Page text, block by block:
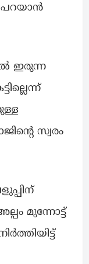
ഇരുന്ന
സ്വരം
മുന്നോട്ട്